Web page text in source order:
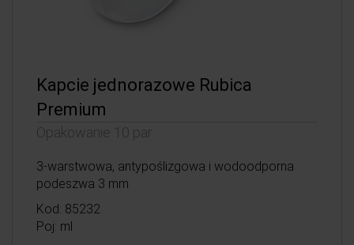
Kapcie jednorazowe Rubica
Premium
Opakowanie 10 par
3-warstwowa, antypoślizgowa i wodoodporna
podeszwa 3 mm
Kod: 85232
Poj: ml